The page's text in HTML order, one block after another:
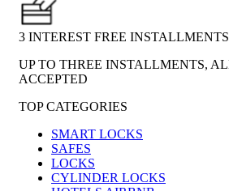
3 INTEREST FREE INSTALLMENTS
UP TO THREE INSTALLMENTS,
ACCEPTED
TOP CATEGORIES
SMART LOCKS
SAFES
LOCKS
CYLINDER LOCKS